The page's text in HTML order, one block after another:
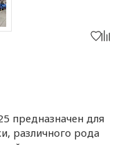
предназначен для
различного рода